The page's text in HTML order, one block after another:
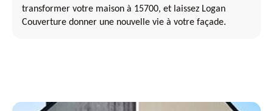
transformer votre maison à 15700, et laissez Logan
Couverture donner une nouvelle vie à votre façade.